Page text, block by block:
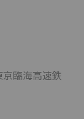
臨海高速鉄